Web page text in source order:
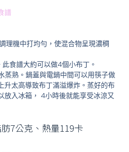
譜
理機中打均勻，使混合物呈現濃稠
食譜大約可以做4個小布丁。
蒸熟。鍋蓋與電鍋中間可以用筷子做
升太高導致布丁滿溢爆炸。蒸好的布
放入冰箱， 4小時後就能享受冰涼又
7公克、熱量119卡